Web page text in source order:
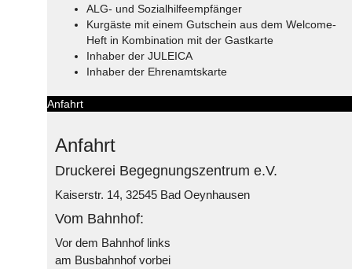
ALG- und Sozialhilfeempfänger
Kurgäste mit einem Gutschein aus dem Welcome-
Heft in Kombination mit der Gastkarte
Inhaber der JULEICA
Inhaber der Ehrenamtskarte
Anfahrt
Anfahrt
Druckerei Begegnungszentrum e.V.
Kaiserstr. 14, 32545 Bad Oeynhausen
Vom Bahnhof:
Vor dem Bahnhof links
am Busbahnhof vorbei